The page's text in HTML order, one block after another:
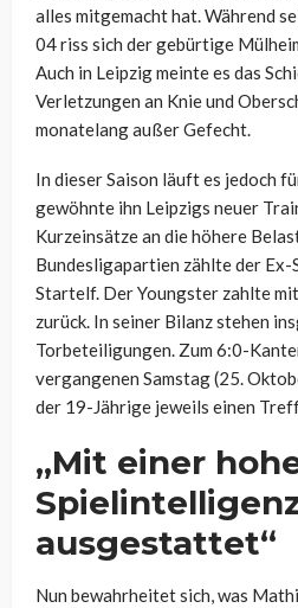
alles mitgemacht hat. Während
04 riss sich der gebürtige
Auch in Leipzig meinte es das
Verletzungen an Knie und
monatelang außer Gefecht.
In dieser Saison läuft es jedoch
gewöhnte ihn Leipzigs neuer
Kurzeinsätze an die höhere
Bundesligapartien zählte der Ex-
Startelf. Der Youngster zahlte
zurück. In seiner Bilanz stehen
Torbeteiligungen. Zum 6:0-
vergangenen Samstag (25.
der 19-Jährige jeweils einen
„Mit einer
ausgestattet“
Nun bewahrheitet sich, was